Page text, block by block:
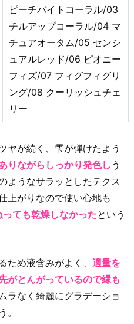
ピーチバイトコーラル/03
チルアップコーラル/04 マ
チュアオータム/05 センシ
ュアルレッド/06 ピオニー
フィズ/07 フィグフィグリ
ング/08 クーリッシュチェ
リー
ヤが続く、雫が弾けたよう
りながらしっかり発色し う
ようなサラッとしたテクス
上がりなので使い心地も
っても乾燥しなかったという
ため液含みがよく、 適量を
がとんがっているので縁も
ラなく綺麗にグラデーショ
。